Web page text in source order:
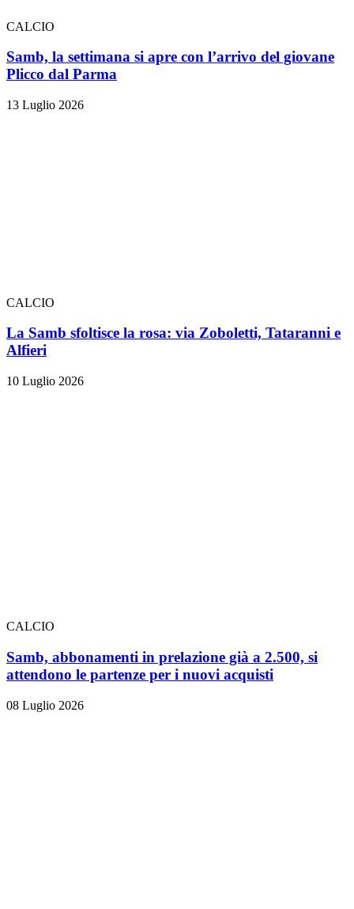
CALCIO
Samb, la settimana si apre con l’arrivo del giovane
Plicco dal Parma
13 Luglio 2026
CALCIO
La Samb sfoltisce la rosa: via Zoboletti, Tataranni e
Alfieri
10 Luglio 2026
CALCIO
Samb, abbonamenti in prelazione già a 2.500, si
attendono le partenze per i nuovi acquisti
08 Luglio 2026